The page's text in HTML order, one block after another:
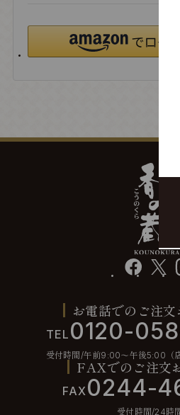
facebook
お電話でのご注
TEL 0120-
受付時間/午前9:00〜午後5:00（
FAXでのご注文
FAX0244-
受付時間/24時